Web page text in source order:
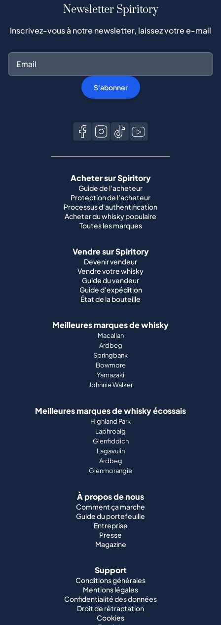
Newsletter Spiritory
Inscrivez-vous à notre newsletter, laissez votre e-mail
S'abonner
Acheter sur Spiritory
Guide de l'acheteur
Protection de l'acheteur
Processus d'authentification
Acheter du whisky populaire
Toutes les marques
Vendre sur Spiritory
Devenir vendeur
Vendre votre whisky
Guide du vendeur
Guide d'expédition
État de la bouteille
Meilleures marques de whisky
Macallan
Ardbeg
Springbank
Bowmore
Yamazaki
Johnnie Walker
Meilleures marques de whisky écossais
Highland Park
Laphroaig
Glenfiddich
Lagavulin
Ardbeg
Glenmorangie
À propos de nous
Comment ça marche
Guide du portefeuille
Entreprise
Presse
Magazine
Support
Conditions générales
Mentions légales
Confidentialité des données
Droit de rétractation
Cookies